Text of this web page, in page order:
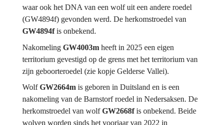
waar ook het DNA van een wolf uit een andere roedel
GW4894f is onbekend.
Nakomeling GW4003m heeft in 2025 een eigen
territorium gevestigd op de grens met het territorium van
zijn geboorteroedel (zie kopje Gelderse Vallei).
Wolf GW2664m is geboren in Duitsland en is een
nakomeling van de Barnstorf roedel in Nedersaksen. De
herkomstroedel van wolf GW2668f is onbekend. Beide
wolven worden sinds het voorjaar van 2022 in